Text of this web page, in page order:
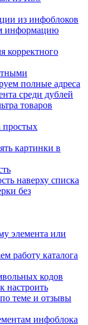
из инфоблоков
информацию
корректного
полные адреса
среди дублей
товаров
простых
картинки в
наверху списка
без
элемента или
работу каталога
кодов
настроить
теме и отзывы
инфоблока